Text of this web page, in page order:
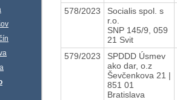
578/2023
Socialis spol. s
r.o.
SNP 145/9, 059
21 Svit
579/2023
SPDDD Úsmev
ako dar, o.z
Ševčenkova 21 |
851 01
Bratislava